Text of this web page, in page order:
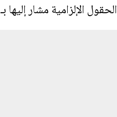
الحقول الإلزامية مشار إليها بـ